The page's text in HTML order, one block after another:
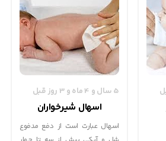
غذاهایی را، چه مقدار و چند بار در
روز به آنها بدهیم. شیر مادر در
سراسر سال اول زندگی غذای اصلی
شیرخوار است و در طول سال دوم
نیز غذای مهم و با ارزشی محسوب
می‌گردد و همچنان عوامل ضد
عفونت را كه سایر غذاها فاقد آن
هستند برای شیرخوار فراهم
5 سال و 4 ماه و 3 روز قبل
اسهال شیرخواران
اسهال عبارت است از دفع مدفوع